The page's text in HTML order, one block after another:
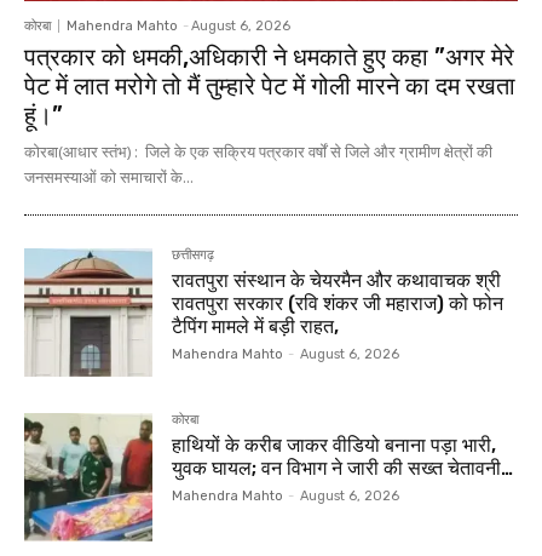
कोरबा Mahendra Mahto - August 6, 2026
पत्रकार को धमकी,अधिकारी ने धमकाते हुए कहा ”अगर मेरे
पेट में लात मरोगे तो मैं तुम्हारे पेट में गोली मारने का दम रखता
हूं।”
कोरबा(आधार स्तंभ) : जिले के एक सक्रिय पत्रकार वर्षों से जिले और ग्रामीण क्षेत्रों की
जनसमस्याओं को समाचारों के...
छत्तीसगढ़
रावतपुरा संस्थान के चेयरमैन और कथावाचक श्री
रावतपुरा सरकार (रवि शंकर जी महाराज) को फोन
टैपिंग मामले में बड़ी राहत,
Mahendra Mahto - August 6, 2026
कोरबा
हाथियों के करीब जाकर वीडियो बनाना पड़ा भारी,
युवक घायल; वन विभाग ने जारी की सख्त चेतावनी…
Mahendra Mahto - August 6, 2026